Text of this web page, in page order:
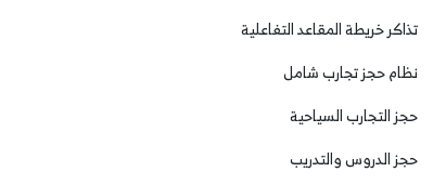
تذاكر خريطة المقاعد التفاعلية
نظام حجز تجارب شامل
حجز التجارب السياحية
حجز الدروس والتدريب